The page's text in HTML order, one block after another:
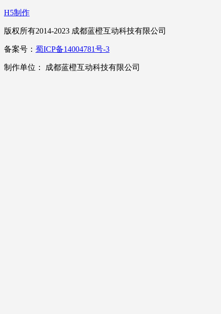
H5制作
版权所有2014-2023 成都蓝橙互动科技有限公司
备案号： 蜀ICP备14004781号-3
制作单位： 成都蓝橙互动科技有限公司